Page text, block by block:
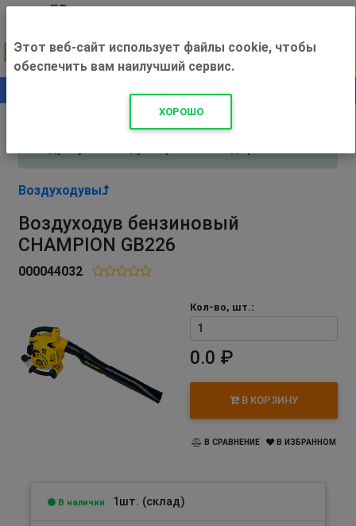
+500 ₽
Внимание! С 3 августа магазин работает по
Воздуходувы
Воздуходув бензиновый
CHAMPION GB226
000044032
Кол-во, шт.:
0.0 ₽
В КОРЗИНУ
В СРАВНЕНИЕ В ИЗБРАННОМ
В наличии 1шт. (склад)
Этот веб-сайт использует файлы cookie, чтобы
обеспечить вам наилучший сервис.
ХОРОШО